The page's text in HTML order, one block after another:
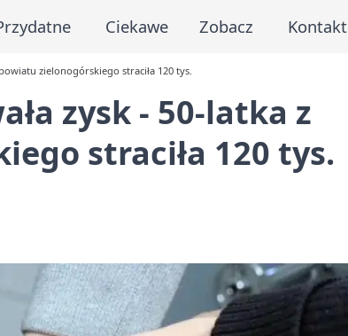
Ciekawe Zobacz Kontakt
zielonogórskiego straciła 120 tys.
zysk - 50-latka z
straciła 120 tys.